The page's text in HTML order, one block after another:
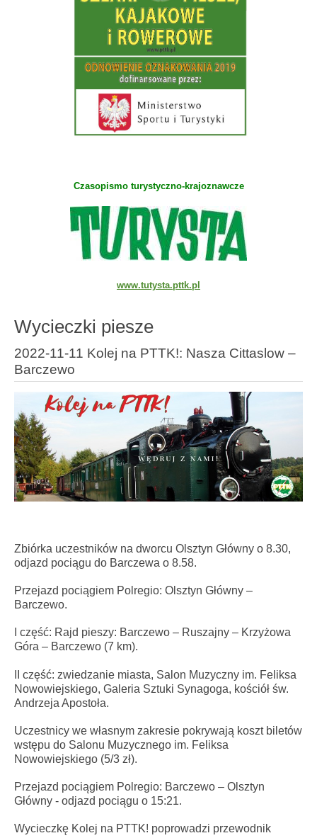
Czasopismo turystyczno-krajoznawcze
www.tutysta.pttk.pl
Wycieczki piesze
2022-11-11 Kolej na PTTK!: Nasza Cittaslow –
Barczewo
Zbiórka uczestników na dworcu Olsztyn Główny o 8.30,
odjazd pociągu do Barczewa o 8.58.
Przejazd pociągiem Polregio: Olsztyn Główny –
Barczewo.
I część: Rajd pieszy: Barczewo – Ruszajny – Krzyżowa
Góra – Barczewo (7 km).
II część: zwiedzanie miasta, Salon Muzyczny im. Feliksa
Nowowiejskiego, Galeria Sztuki Synagoga, kościół św.
Andrzeja Apostoła.
Uczestnicy we własnym zakresie pokrywają koszt biletów
wstępu do Salonu Muzycznego im. Feliksa
Nowowiejskiego (5/3 zł).
Przejazd pociągiem Polregio: Barczewo – Olsztyn
Główny - odjazd pociągu o 15:21.
Wycieczkę Kolej na PTTK! poprowadzi przewodnik